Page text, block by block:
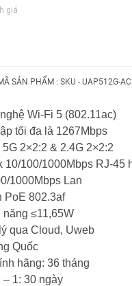
giá
SẢN PHẨM : SKU - UAP512G-
Wi-Fi 5 (802.11ac)
tối đa là 1267Mbps
2×2:2 & 2.4G 2×2:2
10/100/1000Mbps RJ-45
1000Mbps Lan
PoE 802.3af
năng ≤11,65W
qua Cloud, Uweb
Quốc
hãng: 36 tháng
1: 30 ngày